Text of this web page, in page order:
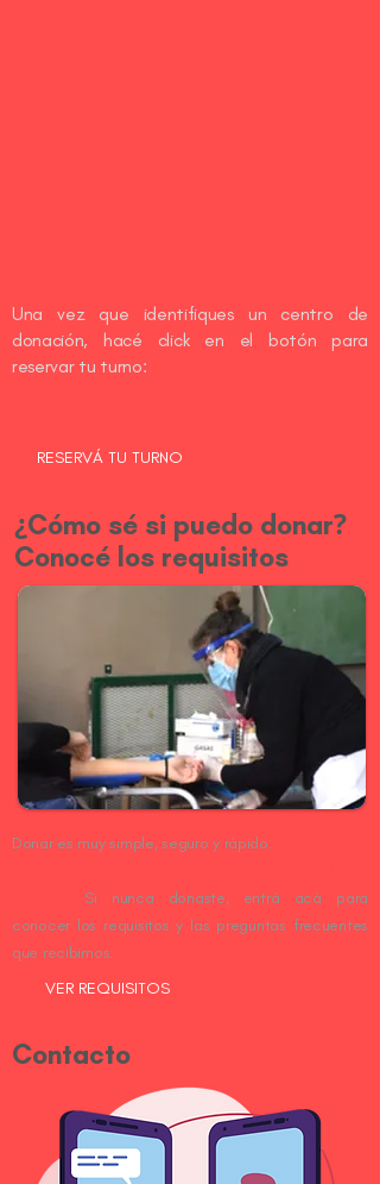
Una
vez que identifiques un centro de
donación, hacé click en el botón para
reservar tu turno:
RESERVÁ TU TURNO
¿Cómo sé si puedo donar?
Conocé los requisitos
Donar es muy simple, seguro y rápido.
Si nunca donaste, entrá acá para
conocer los requisitos y las preguntas frecuentes
que recibimos.
VER REQUISITOS
Contacto